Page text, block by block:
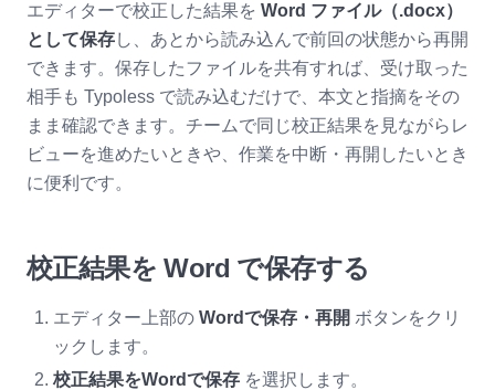
エディターで校正した結果を Word ファイル（.docx）
として保存し、あとから読み込んで前回の状態から再開
できます。保存したファイルを共有すれば、受け取った
相手も Typoless で読み込むだけで、本文と指摘をその
まま確認できます。チームで同じ校正結果を見ながらレ
ビューを進めたいときや、作業を中断・再開したいとき
に便利です。
校正結果を Word で保存する
エディター上部の Wordで保存・再開 ボタンをクリ
ックします。
校正結果をWordで保存 を選択します。